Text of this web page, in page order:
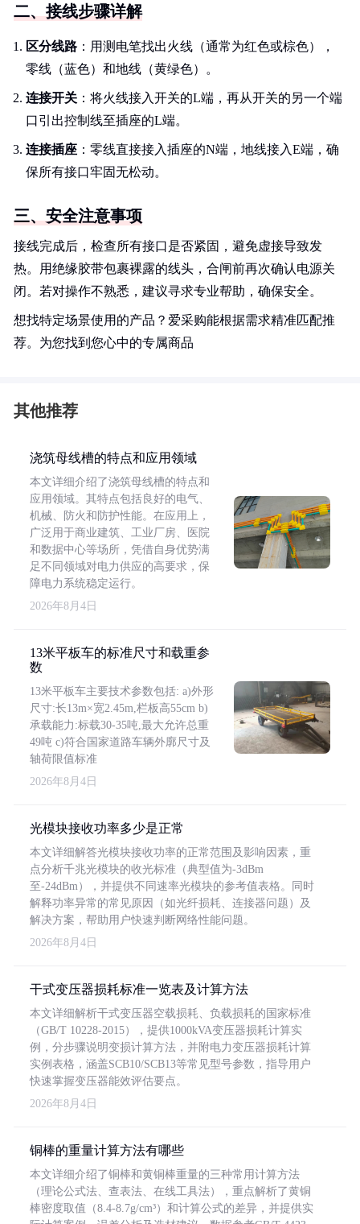
二、接线步骤详解
区分线路 ：用测电笔找出火线（通常为红色或棕色），
零线（蓝色）和地线（黄绿色）。
连接开关 ：将火线接入开关的L端，再从开关的另一个端
口引出控制线至插座的L端。
连接插座 ：零线直接接入插座的N端，地线接入E端，确
保所有接口牢固无松动。
三、安全注意事项
接线完成后，检查所有接口是否紧固，避免虚接导致发
热。用绝缘胶带包裹裸露的线头，合闸前再次确认电源关
闭。若对操作不熟悉，建议寻求专业帮助，确保安全。
想找特定场景使用的产品？爱采购能根据需求精准匹配推
荐。为您找到您心中的专属商品
其他推荐
浇筑母线槽的特点和应用领域
本文详细介绍了浇筑母线槽的特点和
应用领域。其特点包括良好的电气、
机械、防火和防护性能。在应用上，
广泛用于商业建筑、工业厂房、医院
和数据中心等场所，凭借自身优势满
足不同领域对电力供应的高要求，保
障电力系统稳定运行。
2026年8月4日
13米平板车的标准尺寸和载重参
数
13米平板车主要技术参数包括: a)外形
尺寸:长13m×宽2.45m,栏板高55cm b)
承载能力:标载30-35吨,最大允许总重
49吨 c)符合国家道路车辆外廓尺寸及
轴荷限值标准
2026年8月4日
光模块接收功率多少是正常
本文详细解答光模块接收功率的正常范围及影响因素，重
点分析千兆光模块的收光标准（典型值为-3dBm
至-24dBm），并提供不同速率光模块的参考值表格。同时
解释功率异常的常见原因（如光纤损耗、连接器问题）及
解决方案，帮助用户快速判断网络性能问题。
2026年8月4日
干式变压器损耗标准一览表及计算方法
本文详细解析干式变压器空载损耗、负载损耗的国家标准
（GB/T 10228-2015），提供1000kVA变压器损耗计算实
例，分步骤说明变损计算方法，并附电力变压器损耗计算
实例表格，涵盖SCB10/SCB13等常见型号参数，指导用户
快速掌握变压器能效评估要点。
2026年8月4日
铜棒的重量计算方法有哪些
本文详细介绍了铜棒和黄铜棒重量的三种常用计算方法
（理论公式法、查表法、在线工具法），重点解析了黄铜
棒密度取值（8.4-8.7g/cm³）和计算公式的差异，并提供实